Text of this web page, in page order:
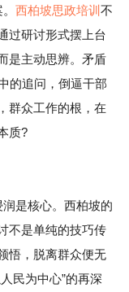
西柏坡思政培训 不
过研讨形式摆上台
是主动思辨。矛盾
的追问，倒逼干部
群众工作的根，在
质?
是核心。西柏坡的
不是单纯的技巧传
悟，脱离群众便无
民为中心”的再深